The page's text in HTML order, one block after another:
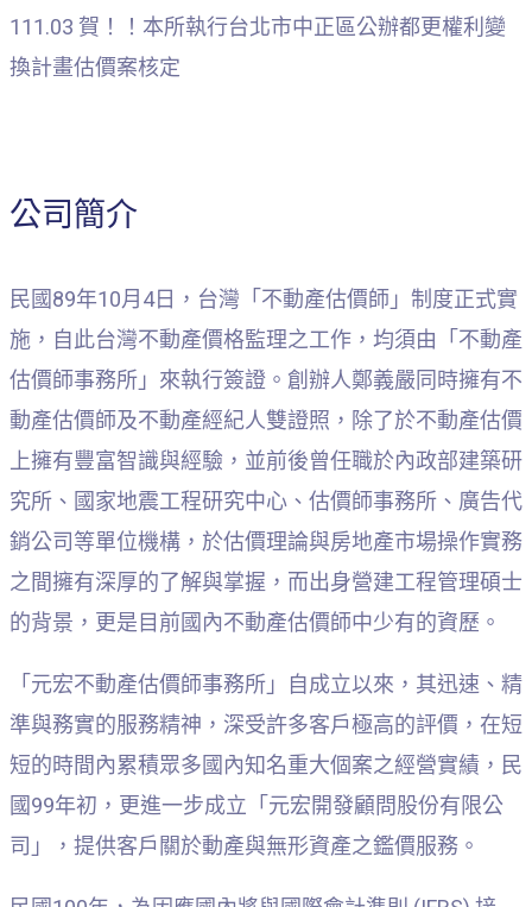
111.03 賀！！本所執行台北市中正區公辦都更權利變
換計畫估價案核定
公司簡介
民國89年10月4日，台灣「不動產估價師」制度正式實
施，自此台灣不動產價格監理之工作，均須由「不動產
估價師事務所」來執行簽證。創辦人鄭義嚴同時擁有不
動產估價師及不動產經紀人雙證照，除了於不動產估價
上擁有豐富智識與經驗，並前後曾任職於內政部建築研
究所、國家地震工程研究中心、估價師事務所、廣告代
銷公司等單位機構，於估價理論與房地產市場操作實務
之間擁有深厚的了解與掌握，而出身營建工程管理碩士
的背景，更是目前國內不動產估價師中少有的資歷。
「元宏不動產估價師事務所」自成立以來，其迅速、精
準與務實的服務精神，深受許多客戶極高的評價，在短
短的時間內累積眾多國內知名重大個案之經營實績，民
國99年初，更進一步成立「元宏開發顧問股份有限公
司」，提供客戶關於動產與無形資產之鑑價服務。